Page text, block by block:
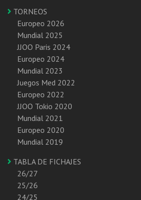
TORNEOS
Europeo 2026
Mundial 2025
JJOO Paris 2024
Europeo 2024
Mundial 2023
Juegos Med 2022
Europeo 2022
JJOO Tokio 2020
Mundial 2021
Europeo 2020
Mundial 2019
TABLA DE FICHAJES
26/27
25/26
24/25